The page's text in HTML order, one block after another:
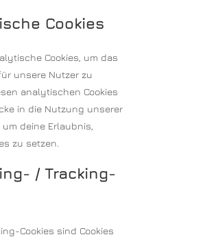
Cookies
Cookies, um das
unsere Nutzer zu
analytischen Cookies
in die Nutzung unserer
deine Erlaubnis,
zu setzen.
/ Tracking-
Cookies sind Cookies